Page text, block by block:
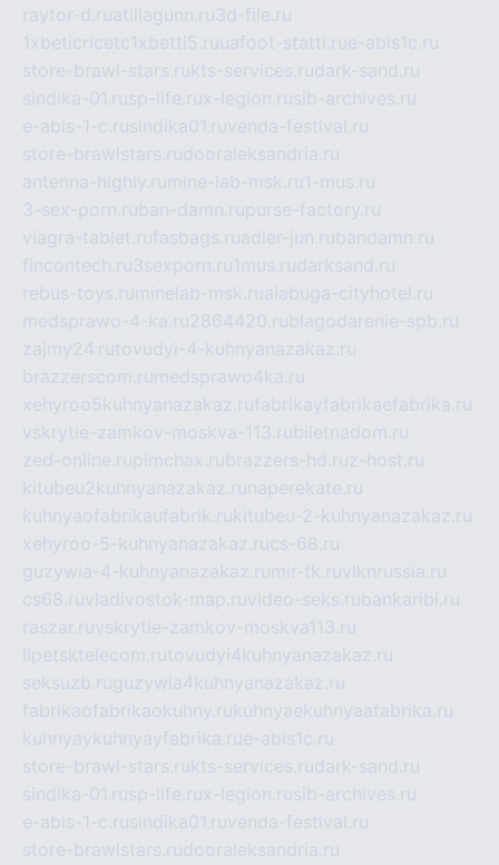
raytor-d.ruatillagunn.ru3d-file.ru
1xbeticricetc1xbetti5.ruuafoot-statti.rue-abis1c.ru
store-brawl-stars.rukts-services.rudark-sand.ru
sindika-01.rusp-life.rux-legion.rusib-archives.ru
e-abis-1-c.rusindika01.ruvenda-festival.ru
store-brawlstars.rudooraleksandria.ru
antenna-highly.ru mine-lab-msk.ru1-mus.ru
3-sex-porn.ruban-damn.rupurse-factory.ru
viagra-tablet.rufasbags.ruadler-jun.rubandamn.ru
fincontech.ru3sexporn.ru1mus.rudarksand.ru
rebus-toys.ru minelab-msk.rualabuga-cityhotel.ru
medsprawo-4-ka.ru2864420.rublagodarenie-spb.ru
zajmy24.rutovudyi-4-kuhnyanazakaz.ru
brazzerscom.ru medsprawo4ka.ru
xehyroo5kuhnyanazakaz.rufabrikayfabrikaefabrika.ru
vskrytie-zamkov-moskva-113.rubiletnadom.ru
zed-online.rupimchax.rubrazzers-hd.ruz-host.ru
kitubeu2kuhnyanazakaz.ru naperekate.ru
kuhnyaofabrikaufabrik.rukitubeu-2-kuhnyanazakaz.ru
xehyroo-5-kuhnyanazakaz.rucs-68.ru
guzywia-4-kuhnyanazakaz.ru mir-tk.ruvlknrussia.ru
cs68.ruvladivostok-map.ruvideo-seks.rubankaribi.ru
raszar.ruvskrytie-zamkov-moskva113.ru
lipetsktelecom.rutovudyi4kuhnyanazakaz.ru
seksuzb.ruguzywia4kuhnyanazakaz.ru
fabrikaofabrikaokuhny.rukuhnyaekuhnyaafabrika.ru
kuhnyaykuhnyayfabrika.rue-abis1c.ru
store-brawl-stars.rukts-services.rudark-sand.ru
sindika-01.rusp-life.rux-legion.rusib-archives.ru
e-abis-1-c.rusindika01.ruvenda-festival.ru
store-brawlstars.rudooraleksandria.ru